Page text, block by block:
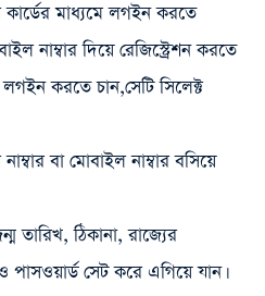
মাধ্যমে লগইন করতে
নাম্বার দিয়ে রেজিস্ট্রেশন করতে
লগইন করতে চান,সেটি সিলেক্ট
বা মোবাইল নাম্বার বসিয়ে
তারিখ, ঠিকানা, রাজ্যের
পাসওয়ার্ড সেট করে এগিয়ে যান।